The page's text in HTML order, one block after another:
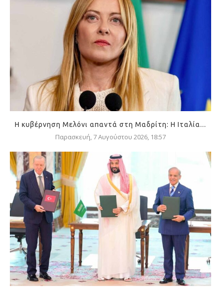
Η κυβέρνηση Μελόνι απαντά στη Μαδρίτη: Η Ιταλία...
Παρασκευή, 7 Αυγούστου 2026, 18:57